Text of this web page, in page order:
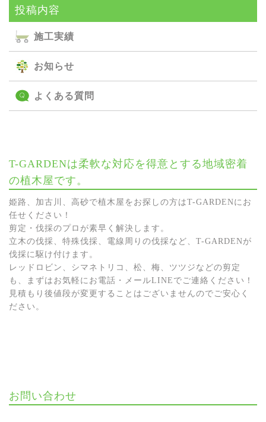
投稿内容
施⼯実績
お知らせ
よくある質問
T-GARDENは柔軟な対応を得意とする地域密着
の植木屋です。
姫路、加古川、高砂で植木屋をお探しの方はT-GARDENにお
任せください！
剪定・伐採のプロが素早く解決します。
立木の伐採、特殊伐採、電線周りの伐採など、T-GARDENが
伐採に駆け付けます。
レッドロビン、シマネトリコ、松、梅、ツツジなどの剪定
も、まずはお気軽にお電話・メールLINEでご連絡ください！
見積もり後値段が変更することはございませんのでご安心く
ださい。
お問い合わせ